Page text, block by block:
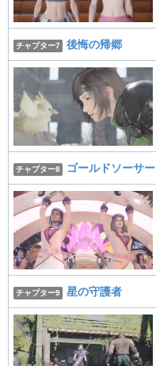
チャプター7 後悔の帰郷
チャプター8 ゴールドソーサー
チャプター9 星の守護者